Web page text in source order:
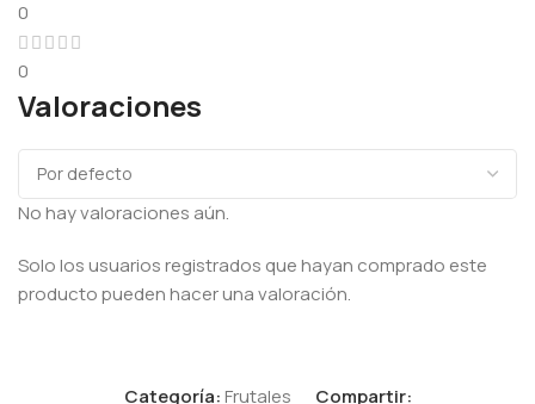
0
0
Valoraciones
No hay valoraciones aún.
Solo los usuarios registrados que hayan comprado este
producto pueden hacer una valoración.
Categoría:Frutales Compartir: